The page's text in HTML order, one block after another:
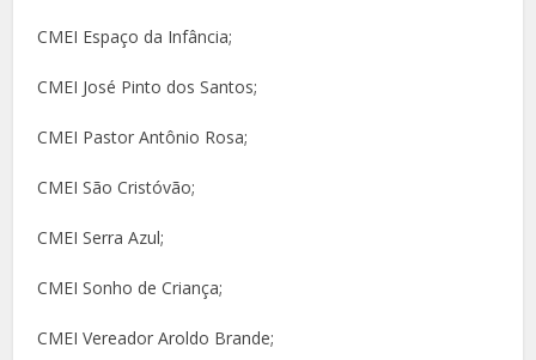
CMEI Espaço da Infância;
CMEI José Pinto dos Santos;
CMEI Pastor Antônio Rosa;
CMEI São Cristóvão;
CMEI Serra Azul;
CMEI Sonho de Criança;
CMEI Vereador Aroldo Brande;